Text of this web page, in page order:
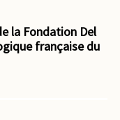
la Fondation Del
française du